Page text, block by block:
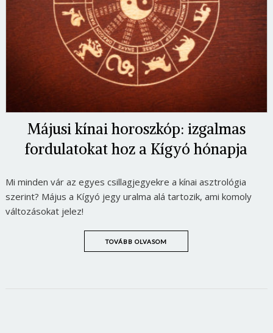
Májusi kínai horoszkóp: izgalmas
fordulatokat hoz a Kígyó hónapja
Mi minden vár az egyes csillagjegyekre a kínai asztrológia
szerint? Május a Kígyó jegy uralma alá tartozik, ami komoly
változásokat jelez!
TOVÁBB OLVASOM